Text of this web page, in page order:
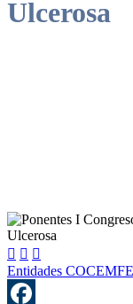
Ulcerosa
  
Entidades COCEMFE